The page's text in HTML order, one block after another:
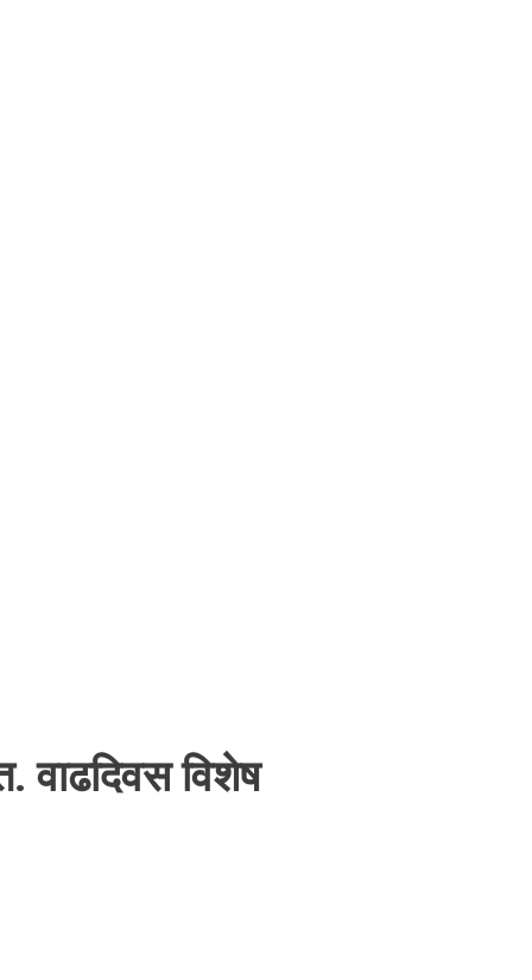
वाढदिवस विशेष